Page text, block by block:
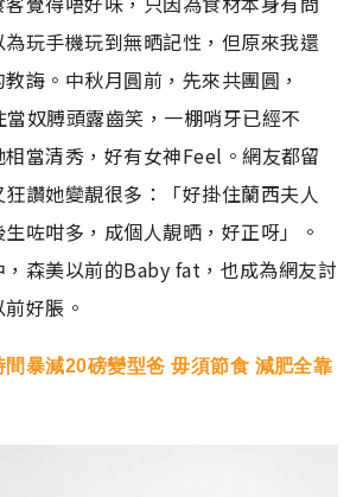
玩手機玩到無晒記性，但原來我還
誨。中秋月圓前，先來共團圓，
奴膊頭露齒笑，一棚哨牙已經不
當清秀，好有女神Feel。網友都留
讚她變靚很多：「好掛住蘭西夫人
咗咁多，成個人靚晒，好正呀」。
森美以前的Baby fat，也成為網友討
好脹。
間暴減20磅變型爸 毋須節食 減肥全靠